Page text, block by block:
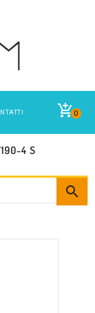
0
4 S
